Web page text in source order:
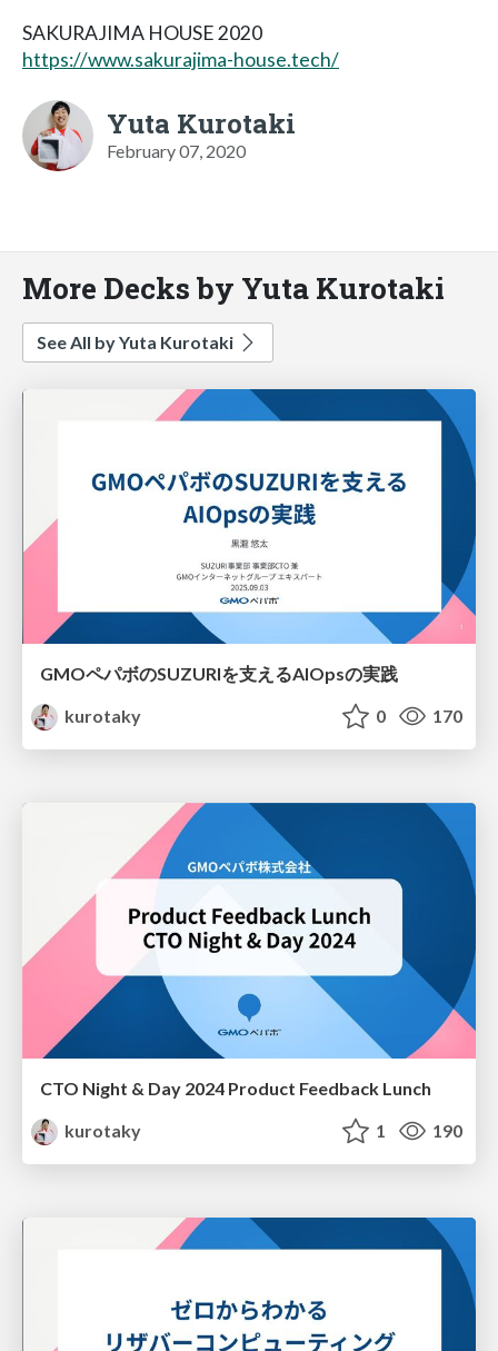
SAKURAJIMA HOUSE 2020
https://www.sakurajima-house.tech/
Yuta Kurotaki
February 07, 2020
More Decks by Yuta Kurotaki
See All by Yuta Kurotaki
GMOペパボのSUZURIを支えるAIOpsの実践
kurotaky
0 170
CTO Night & Day 2024 Product Feedback Lunch
kurotaky
1 190